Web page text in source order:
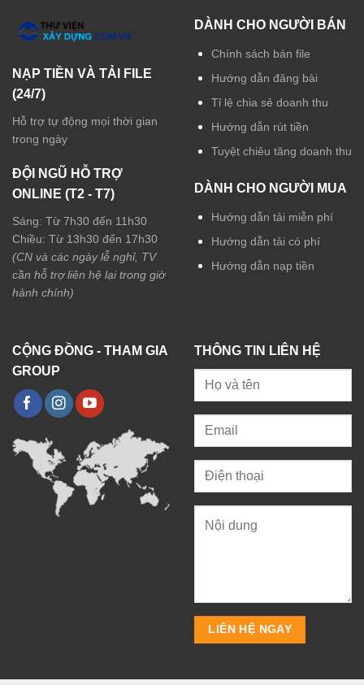
NẠP TIỀN VÀ TẢI FILE
(24/7)
Hỗ trợ tự động mọi thời gian
trong ngày
ĐỘI NGŨ HỖ TRỢ
ONLINE (T2 - T7)
Sáng: Từ 7h30 đến 11h30
Chiều: Từ 13h30 đến 17h30
(CN và các ngày lễ nghỉ, TV
cần hỗ trợ liên hệ lại trong giờ
hành chính)
DÀNH CHO NGƯỜI BÁN
Chính sách bán file
Hướng dẫn đăng bài
Tỉ lệ chia sẻ doanh thu
Hướng dẫn rút tiền
Tuyệt chiêu tăng doanh thu
DÀNH CHO NGƯỜI MUA
Hướng dẫn tải miễn phí
Hướng dẫn tải có phí
Hướng dẫn nạp tiền
CỘNG ĐỒNG - THAM GIA
GROUP
THÔNG TIN LIÊN HỆ